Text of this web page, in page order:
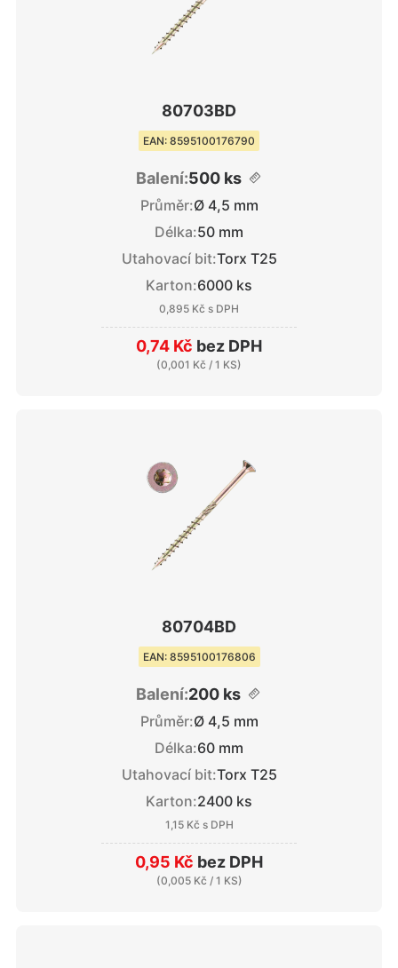
80703BD
EAN: 8595100176790
Balení:500 ks
Průměr:Ø 4,5 mm
Délka:50 mm
Utahovací bit:Torx T25
Karton:6000 ks
0,895 Kč s DPH
0,74 Kč bez DPH
(0,001 Kč / 1 KS)
80704BD
EAN: 8595100176806
Balení:200 ks
Průměr:Ø 4,5 mm
Délka:60 mm
Utahovací bit:Torx T25
Karton:2400 ks
1,15 Kč s DPH
0,95 Kč bez DPH
(0,005 Kč / 1 KS)